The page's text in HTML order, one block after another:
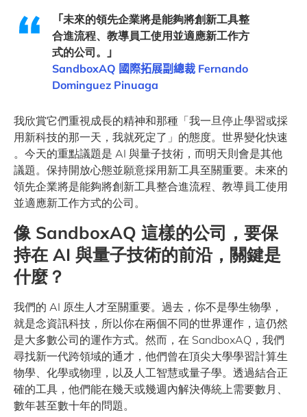
「未來的領先企業將是能夠將創新工具整
合進流程、教導員工使用並適應新工作方
式的公司。
」
SandboxAQ 國際拓展副總裁Fernando
Dominguez Pinuaga
我欣賞它們重視成長的精神和那種「我一旦停止學習或採
用新科技的那一天，我就死定了」的態度。世界變化快速
。今天的重點議題是 AI 與量子技術，而明天則會是其他
議題。保持開放心態並願意採用新工具至關重要。未來的
領先企業將是能夠將創新工具整合進流程、教導員工使用
並適應新工作方式的公司。
像 SandboxAQ 這樣的公司，要保
持在 AI 與量子技術的前沿，關鍵是
什麼？
我們的 AI 原生人才至關重要。過去，你不是學生物學，
就是念資訊科技，所以你在兩個不同的世界運作，這仍然
是大多數公司的運作方式。然而，在 SandboxAQ，我們
尋找新一代跨領域的通才，他們曾在頂尖大學學習計算生
物學、化學或物理，以及人工智慧或量子學。透過結合正
確的工具，他們能在幾天或幾週內解決傳統上需要數月、
數年甚至數十年的問題。